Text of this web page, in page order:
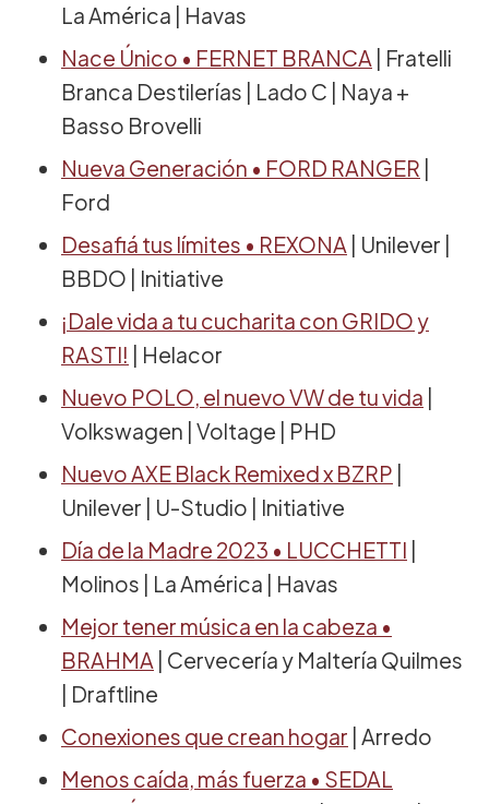
La América | Havas
Nace Único • FERNET BRANCA | Fratelli
Branca Destilerías | Lado C | Naya +
Basso Brovelli
Nueva Generación • FORD RANGER
Ford
Desafiá tus límites • REXONA | Unilever |
BBDO | Initiative
¡Dale vida a tu cucharita con GRIDO y
RASTI! | Helacor
Nuevo POLO, el nuevo VW de tu vida
Volkswagen | Voltage | PHD
Nuevo AXE Black Remixed x BZRP
Unilever | U-Studio | Initiative
Día de la Madre 2023 • LUCCHETTI
Molinos | La América | Havas
Mejor tener música en la cabeza •
BRAHMA | Cervecería y Maltería Quilmes
| Draftline
Conexiones que crean hogar | Arredo
Menos caída, más fuerza • SEDAL